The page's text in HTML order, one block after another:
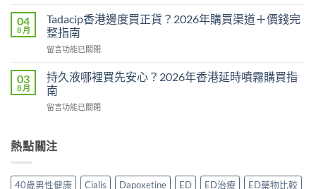
幾
時
食
多？
正
確
一
次
清
楚〉
真
相：
有
用
是
心
作
香
家
而
鋼
副
作
完
整
分
析
見
用、
04
8 月
Tadacip香港邊度買正貨？2026年購買渠道＋價錢完
整指南
在
香
港
邊
度
貨？
購
留言功能已關閉
03
8 月
持久液哪裡買先安心？2026年香港延時噴霧購買指
南
在
液
哪
買
留言功能已關閉
熱點關注
40歲男性健康 Cialis Dapoxetine ED ED治療
ED藥物比較